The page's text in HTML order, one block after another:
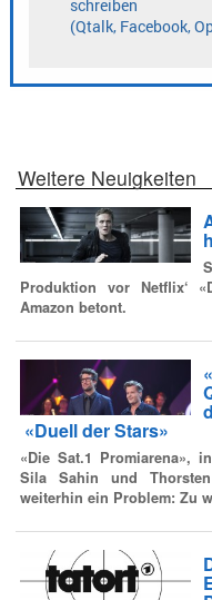
Weitere Neuigkeiten
Produktion vor Netflix‘
Amazon betont.
«Duell der Stars»
«Die Sat.1 Promiarena»,
Sila Sahin und
weiterhin ein Problem: Zu